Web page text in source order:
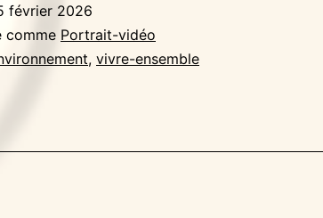
février 2026
comme Portrait-vidéo
, vivre-ensemble